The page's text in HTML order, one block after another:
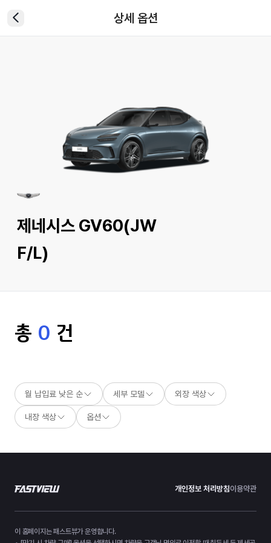
상세 옵션
제네시스 GV60(JW
F/L)
총 0 건
월 납입료 낮은 순 세부 모델 외장 색상
내장 색상 옵션
개인정보 처리방침이용약관
이 홈페이지는 패스트뷰가 운영합니다.